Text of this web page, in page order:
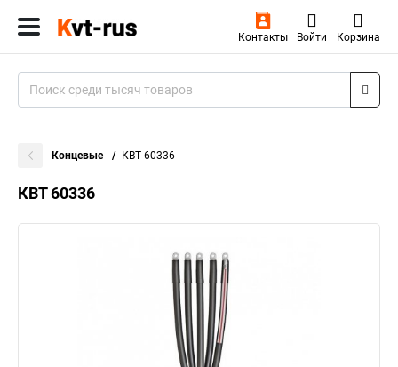
Контакты Войти Корзина
Концевые КВТ 60336
КВТ 60336